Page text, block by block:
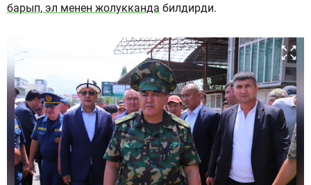
барып, эл менен жолукканда билдирди.